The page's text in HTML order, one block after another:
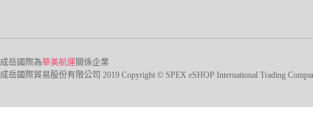
成岳國際為華美航運關係企業
成岳國際貿易股份有限公司 2019 Copyright © SPEX eSHOP International Trading